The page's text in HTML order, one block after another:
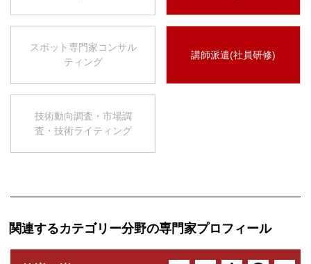
スポット専門家コンサル
ティング
講師派遣(社員研修)
技術動向調査・市場調
査・技術ライティング
関連するカテゴリー分野の専門家プロフィール